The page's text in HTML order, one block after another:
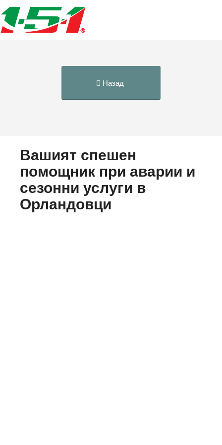
Назад
Вашият спешен
помощник при аварии и
сезонни услуги в
Орландовци